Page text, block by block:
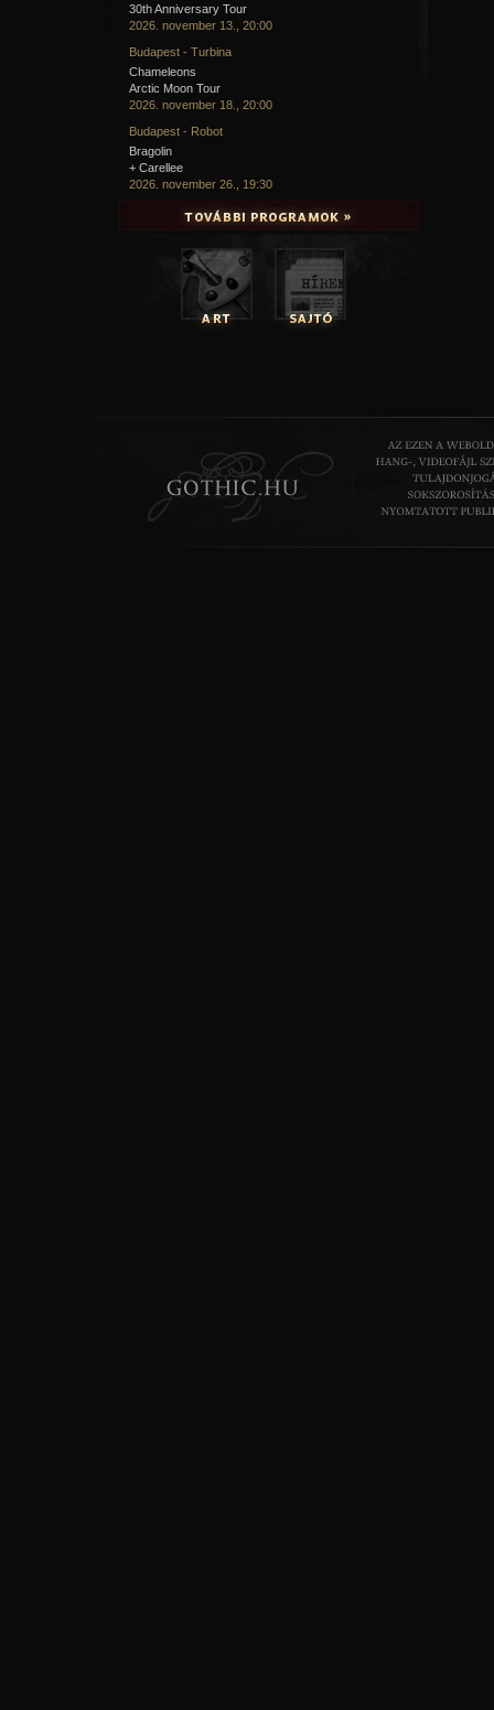
30th Anniversary Tour
2026. november 13., 20:00
Budapest - Turbina
Chameleons
Arctic Moon Tour
2026. november 18., 20:00
Budapest - Robot
Bragolin
+ Carellee
2026. november 26., 19:30